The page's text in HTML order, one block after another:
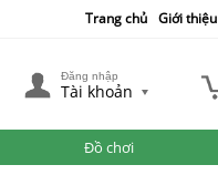
Trang chủ Giới thiệu
Đăng nhập
Tài khoản
Đồ chơi